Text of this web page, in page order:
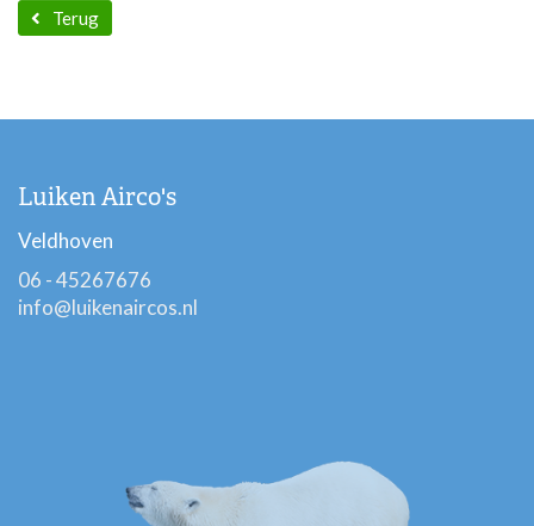
Terug
Luiken Airco's
Veldhoven
06 - 45267676
info@luikenaircos.nl